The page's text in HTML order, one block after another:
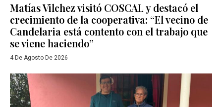
Matías Vilchez visitó COSCAL y destacó el
crecimiento de la cooperativa: “El vecino de
Candelaria está contento con el trabajo que
se viene haciendo”
4 De Agosto De 2026